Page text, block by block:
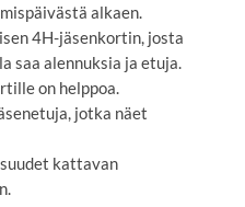
alkaen.
4H-jäsenkortin, josta
saa alennuksia ja etuja.
on helppoa.
jotka näet
kattavan